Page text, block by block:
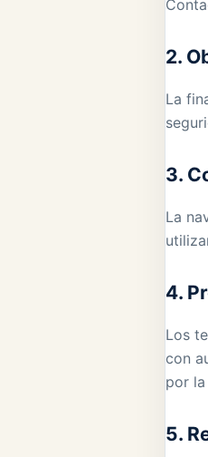
2.
La
3.
La
4.
Los
con
por la
5.